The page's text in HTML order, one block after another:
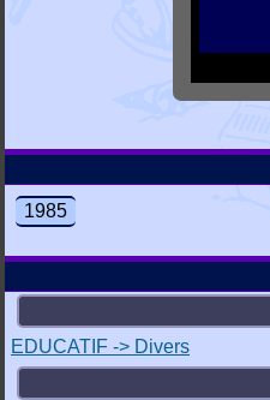
1985
EDUCATIF -> Divers